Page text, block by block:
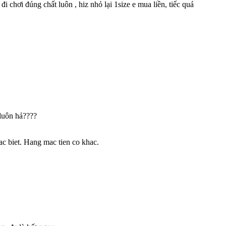
chơi đúng chất luôn , hiz nhỏ lại 1size e mua liền, tiếc quá
hả????
biet. Hang mac tien co khac.